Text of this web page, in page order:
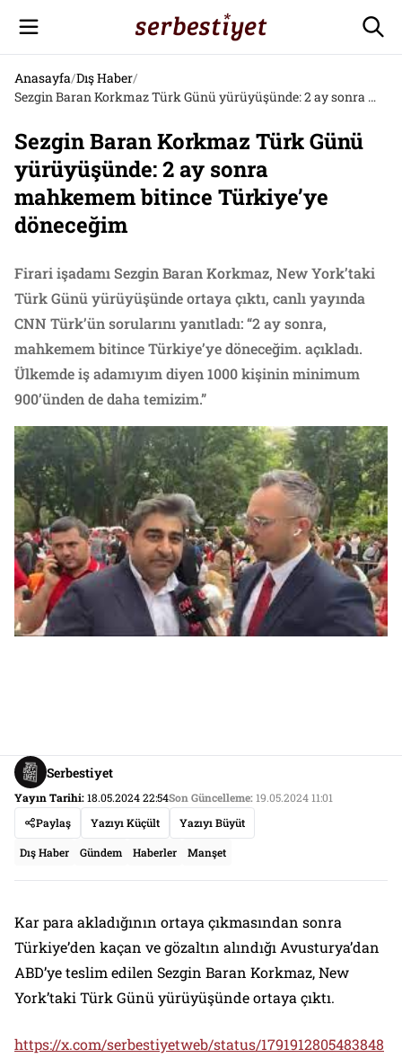
Anasayfa/Dış Haber/
Sezgin Baran Korkmaz Türk Günü yürüyüşünde: 2 ay sonra mahkemem bitince Türkiye’ye döneceğim
Sezgin Baran Korkmaz Türk Günü
yürüyüşünde: 2 ay sonra
mahkemem bitince Türkiye’ye
döneceğim
Firari işadamı Sezgin Baran Korkmaz, New York’taki
Türk Günü yürüyüşünde ortaya çıktı, canlı yayında
CNN Türk’ün sorularını yanıtladı: “2 ay sonra,
mahkemem bitince Türkiye’ye döneceğim. açıkladı.
Ülkemde iş adamıyım diyen 1000 kişinin minimum
900’ünden de daha temizim.”
Serbestiyet
Yayın Tarihi:18.05.2024 22:54Son Güncelleme:19.05.2024 11:01
Paylaş
Yazıyı Küçült Yazıyı Büyüt
Dış Haber Gündem Haberler Manşet
Kar para akladığının ortaya çıkmasından sonra
Türkiye’den kaçan ve gözaltın alındığı Avusturya’dan
ABD’ye teslim edilen Sezgin Baran Korkmaz, New
York’taki Türk Günü yürüyüşünde ortaya çıktı.
https://x.com/serbestiyetweb/status/1791912805483848